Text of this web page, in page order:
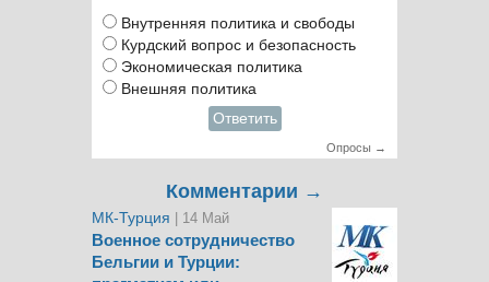
Внутренняя политика и свободы
Курдский вопрос и безопасность
Экономическая политика
Внешняя политика
Ответить
Опросы →
Комментарии →
МК-Турция | 14 Май
Военное сотрудничество
Бельгии и Турции: